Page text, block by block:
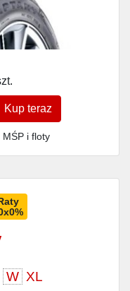
Kup teraz
MŚP i floty
W XL